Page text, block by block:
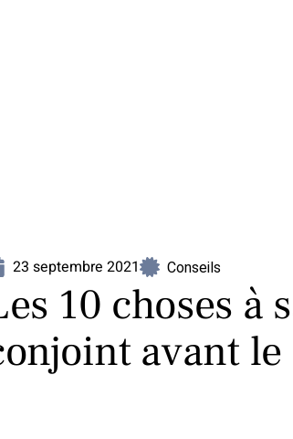
23 septembre 2021 Conseils
10 choses à
avant